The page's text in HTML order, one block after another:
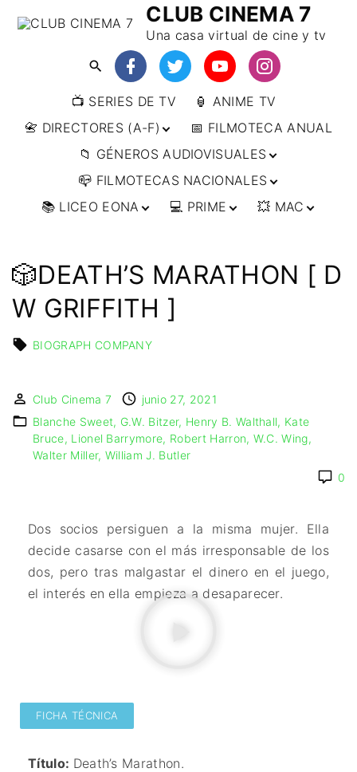
CLUB CINEMA 7
Una casa virtual de cine y tv
📺 SERIES DE TV
🏮 ANIME TV
📇 DIRECTORES (A-F)
📇 DIRECTORES (F-L)
📇 DIRECTORES (L-
W)
📅 FILMOTECA ANUAL
📁 GÉNEROS AUDIOVISUALES
🔴ANIMACIÓN
🔴ARTES MARCIALES
🔴CINE DOCUMENTAL
🔴CINE NEGRO / CRIMEN /
ESPIONAJE
🔴COMEDIA
🔴EXPERIMENTOS
🔴FANTÁSTICO
🔴MUSICAL
📪 FILMOTECAS NACIONALES
🌍 AFRICA
🇧🇷 BRASIL
🇨🇱 CHILE
🌏 ASIA
🇮🇳 INDIA
🇯🇵 JAPÓN
🌍 EUROPA
🇩🇪 ALEMANIA
🇮🇹 ITALIA
🇬🇧 REINO UNIDO
🌏 OCEANIA
📚 LICEO EONA
🎒 TALLERES
🎞️ FILM DOCTOR
VIDEO
🌐 DISEÑO WEB
📧 CONTACTO
🪪 TARJETA DIGITAL
💻 PRIME
📀
IMPRESCINDIBLES
💥 MAC
👁️ ANIME
🗨 CÓMICS
🎲DEATH’S MARATHON [ D
W GRIFFITH ]
BIOGRAPH COMPANY
Club Cinema 7
junio 27, 2021
Blanche Sweet G.W. Bitzer Henry B. Walthall
Kate
Bruce Lionel Barrymore Robert Harron W.C. Wing
Walter Miller William J. Butler
0
Dos socios persiguen a la misma mujer. Ella
decide casarse con el más irresponsable de los
dos, pero tras malgastar el dinero en el juego,
el interés en ella empieza a desaparecer.
FICHA TÉCNICA
Título: Death’s Marathon.